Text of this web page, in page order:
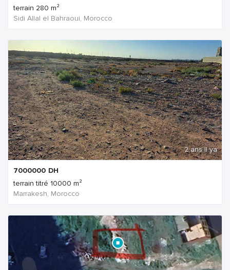
terrain 280 m²
Sidi Allal el Bahraoui, Morocco
2 ans Il ya
7000000 DH
terrain titré 10000 m²
Marrakesh, Morocco